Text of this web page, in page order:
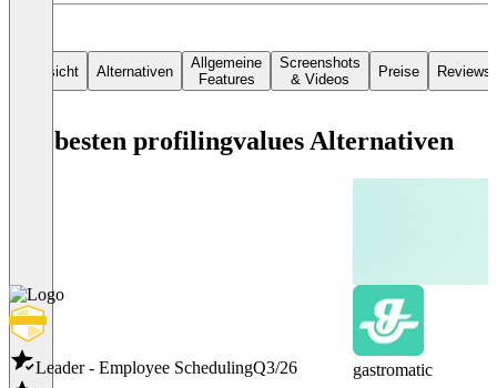
Übersicht Alternativen
Allgemeine
Features
Screenshots
& Videos
Preise Reviews
Die besten profilingvalues Alternativen
Leader - Employee SchedulingQ3/26
gastromatic